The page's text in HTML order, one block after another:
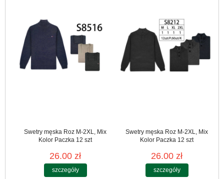
Swetry męska Roz M-2XL, Mix
Kolor Paczka 12 szt
26.00 zł
szczegóły
Swetry męska Roz M-2XL, Mix
Kolor Paczka 12 szt
26.00 zł
szczegóły